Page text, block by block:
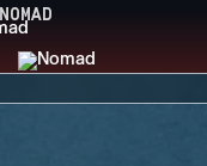
NOMAD